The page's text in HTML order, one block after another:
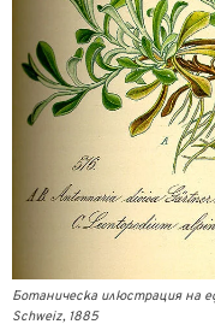
Ботаническа илюстрация на
Schweiz, 1885